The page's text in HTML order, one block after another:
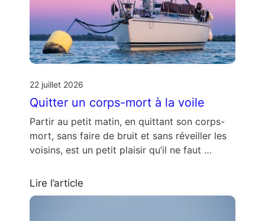
22 juillet 2026
Quitter un corps-mort à la voile
Partir au petit matin, en quittant son corps-
mort, sans faire de bruit et sans réveiller les
voisins, est un petit plaisir qu’il ne faut …
Lire l’article